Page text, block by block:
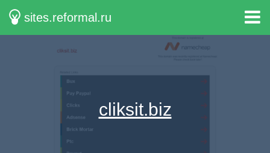
sites.reformal.ru
cliksit.biz